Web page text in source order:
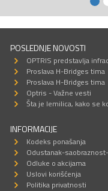
POSLEDNJE NOVOSTI
OPTRIS predstavlja
Proslava H-Bridges tima
Proslava H-Bridges tima
Optris - Važne vesti
Šta je lemilica, kako se
INFORMACIJE
Kodeks ponašanja
Odustanak-
Odluke o akcijama
Uslovi korišćenja
Politika privatnosti